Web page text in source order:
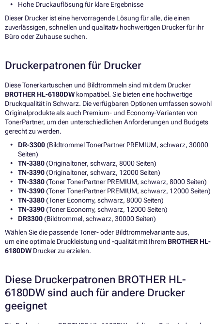
Hohe Druckauflösung für klare Ergebnisse
Dieser Drucker ist eine hervorragende Lösung für alle, die einen
zuverlässigen, schnellen und qualitativ hochwertigen Drucker für ihr
Büro oder Zuhause suchen.
Druckerpatronen für Drucker
Diese Tonerkartuschen und Bildtrommeln sind mit dem Drucker
BROTHER HL-6180DW kompatibel. Sie bieten eine hochwertige
Druckqualität in Schwarz. Die verfügbaren Optionen umfassen sowohl
Originalprodukte als auch Premium- und Economy-Varianten von
TonerPartner, um den unterschiedlichen Anforderungen und Budgets
gerecht zu werden.
DR-3300(Bildtrommel TonerPartner PREMIUM, schwarz, 30000
Seiten)
TN-3380(Originaltoner, schwarz, 8000 Seiten)
TN-3390(Originaltoner, schwarz, 12000 Seiten)
TN-3380(Toner TonerPartner PREMIUM, schwarz, 8000 Seiten)
TN-3390(Toner TonerPartner PREMIUM, schwarz, 12000 Seiten)
TN-3380(Toner Economy, schwarz, 8000 Seiten)
TN-3390(Toner Economy, schwarz, 12000 Seiten)
DR3300(Bildtrommel, schwarz, 30000 Seiten)
Wählen Sie die passende Toner- oder Bildtrommelvariante aus,
um eine optimale Druckleistung und -qualität mit Ihrem BROTHER HL-
6180DW Drucker zu erzielen.
Diese Druckerpatronen BROTHER HL-
6180DW sind auch für andere Drucker
geeignet